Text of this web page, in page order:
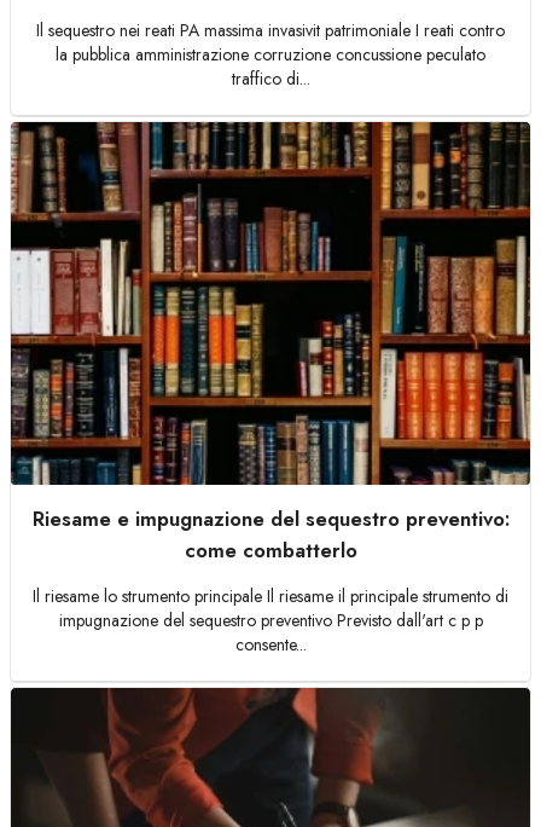
Il sequestro nei reati PA massima invasivit patrimoniale I reati contro
la pubblica amministrazione corruzione concussione peculato
traffico di...
Riesame e impugnazione del sequestro preventivo:
come combatterlo
Il riesame lo strumento principale Il riesame il principale strumento di
impugnazione del sequestro preventivo Previsto dall'art c p p
consente...